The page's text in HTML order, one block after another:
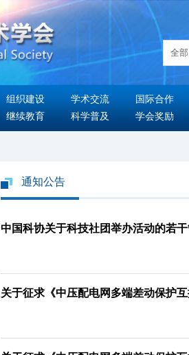
组织建设 学术交流 国际合作
继续教育 科学普及 学会奖励
通知公告
中国科协关于科技社团举办活动的若
关于征求《中压配电网多端差动保护